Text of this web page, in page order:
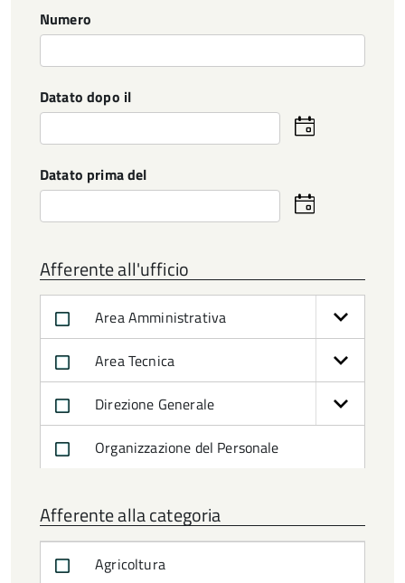
Numero
Datato dopo il
Seleziona
la
Datato prima del
Seleziona
la
Afferente all'ufficio
Area Amministrativa
Area Tecnica
Direzione Generale
Organizzazione del Personale
Afferente alla categoria
Agricoltura